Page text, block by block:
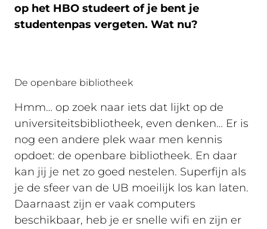
op het HBO studeert of je bent je
studentenpas vergeten. Wat nu?
De openbare bibliotheek
Hmm… op zoek naar iets dat lijkt op de
universiteitsbibliotheek, even denken… Er is
nog een andere plek waar men kennis
opdoet: de openbare bibliotheek. En daar
kan jij je net zo goed nestelen. Superfijn als
je de sfeer van de UB moeilijk los kan laten.
Daarnaast zijn er vaak computers
beschikbaar, heb je er snelle wifi en zijn er